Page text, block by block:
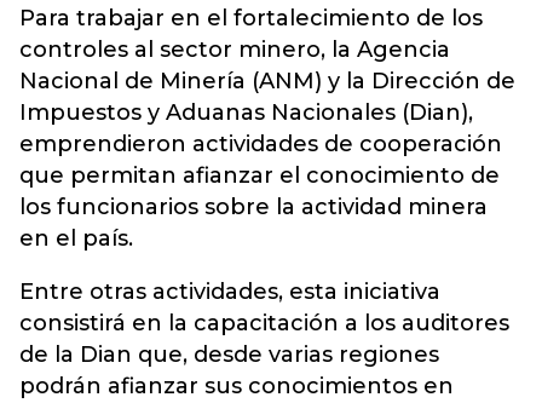
Para trabajar en el fortalecimiento de los
controles al sector minero, la Agencia
Nacional de Minería (ANM) y la Dirección de
Impuestos y Aduanas Nacionales (Dian),
emprendieron actividades de cooperación
que permitan afianzar el conocimiento de
los funcionarios sobre la actividad minera
en el país.
Entre otras actividades, esta iniciativa
consistirá en la capacitación a los auditores
de la Dian que, desde varias regiones
podrán afianzar sus conocimientos en